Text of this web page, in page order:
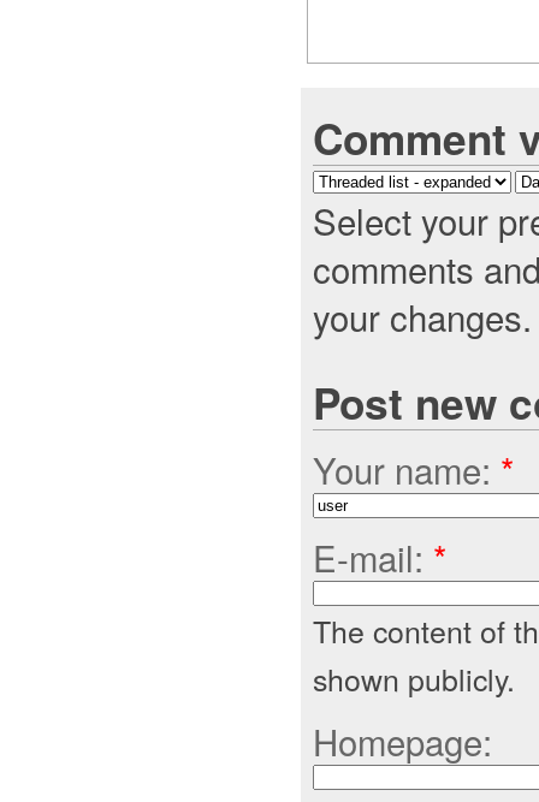
Comment
Select your
comments
your changes.
Post new
Your name: *
E-mail: *
The content of
shown publicly.
Homepage: